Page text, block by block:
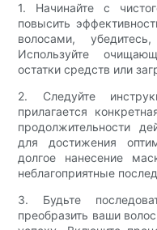
1. Начинайте с
повысить
волосами,
Используйте
остатки средств или
2. Следуйте
прилагается
продолжительности
для достижения
долгое нанесение
неблагоприятные
3. Будьте
преобразить ваши